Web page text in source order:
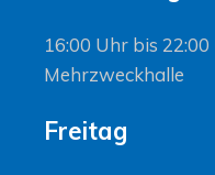
16:00 Uhr bis
Mehrzweckhalle
Freitag